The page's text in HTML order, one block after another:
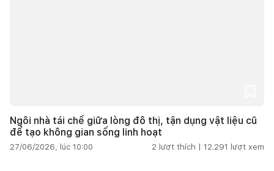
Ngôi nhà tái chế giữa lòng đô thị, tận dụng vật liệu cũ
để tạo không gian sống linh hoạt
27/06/2026, lúc 10:00 2 lượt thích | 12.291 lượt xem